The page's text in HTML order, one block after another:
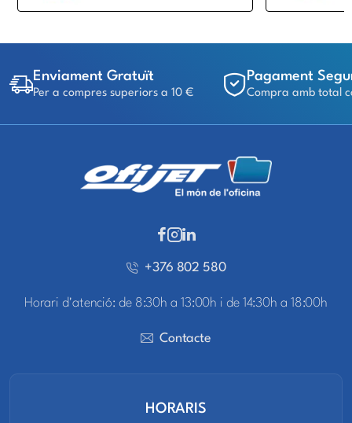
Enviament Gratuït
Per a compres superiors a 10 €
Pagament
Compra amb total
+376 802 580
Horari d'atenció: de 8:30h a 13:00h i de 14:30h a 18:00h
Contacte
HORARIS